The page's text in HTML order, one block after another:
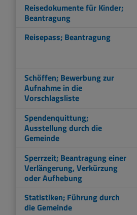
Reisedokumente für Kinder;
Beantragung
Reisepass; Beantragung
Schöffen; Bewerbung zur
Aufnahme in die
Vorschlagsliste
Spendenquittung;
Ausstellung durch die
Gemeinde
Sperrzeit; Beantragung einer
Verlängerung, Verkürzung
oder Aufhebung
Statistiken; Führung durch
die Gemeinde